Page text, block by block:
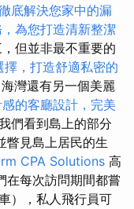
底解決您家中的漏
為您打造清新整潔
但並非最不重要的
，打造舒適私密的
灣還有另一個美麗
的客廳設計，完美
們看到島上的部分
瞥見島上居民的生
CPA Solutions 高
在每次訪問期間都嘗
），私人飛行員可